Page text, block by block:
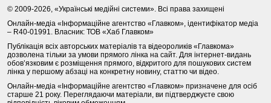
© 2009-2026, «Українські медійні системи». Всі права захищені
Онлайн-медіа «Інформаційне агентство «Главком», ідентифікатор медіа
– R40-01991. Власник: ТОВ «Хаб Главком»
Публікація всіх авторських матеріалів та відеороликів «Главкома»
дозволена тільки за умови прямого лінка на сайт. Для інтернет-видань
обов’язковим є розміщення прямого, відкритого для пошукових систем
лінка у першому абзаці на конкретну новину, статтю чи відео.
Онлайн-медіа «Інформаційне агентство «Главком» призначене для осіб
старше 21 року. Переглядаючи матеріали, ви підтверджуєте свою